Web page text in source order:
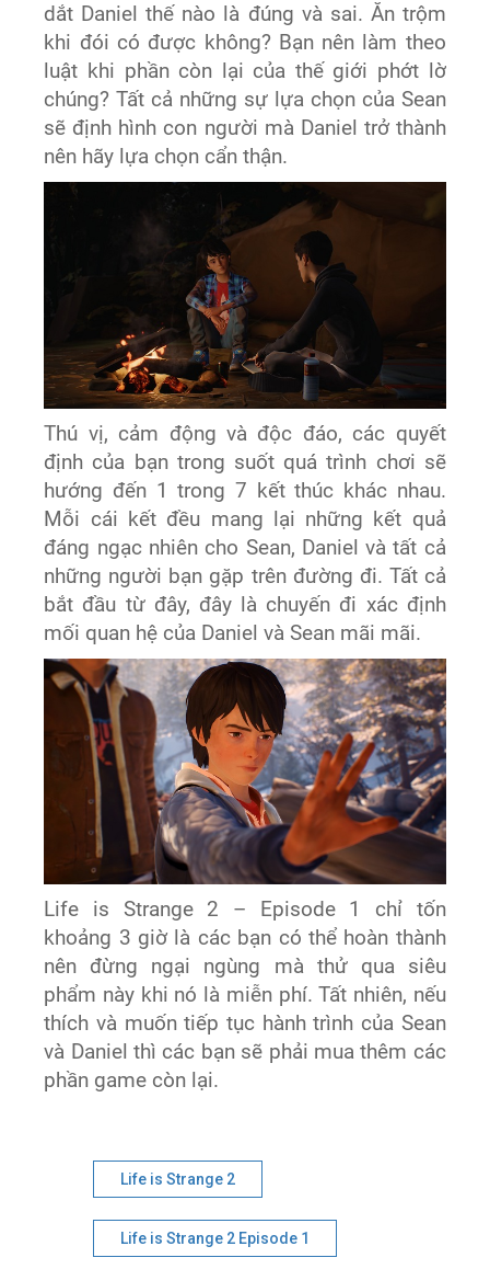
dắt Daniel thế nào là đúng và sai. Ăn trộm
khi đói có được không? Bạn nên làm theo
luật khi phần còn lại của thế giới phớt lờ
chúng? Tất cả những sự lựa chọn của Sean
sẽ định hình con người mà Daniel trở thành
nên hãy lựa chọn cẩn thận.
Thú vị, cảm động và độc đáo, các quyết
định của bạn trong suốt quá trình chơi sẽ
hướng đến 1 trong 7 kết thúc khác nhau.
Mỗi cái kết đều mang lại những kết quả
đáng ngạc nhiên cho Sean, Daniel và tất cả
những người bạn gặp trên đường đi. Tất cả
bắt đầu từ đây, đây là chuyến đi xác định
mối quan hệ của Daniel và Sean mãi mãi.
Life is Strange 2 – Episode 1 chỉ tốn
khoảng 3 giờ là các bạn có thể hoàn thành
nên đừng ngại ngùng mà thử qua siêu
phẩm này khi nó là miễn phí. Tất nhiên, nếu
thích và muốn tiếp tục hành trình của Sean
và Daniel thì các bạn sẽ phải mua thêm các
phần game còn lại.
Life is Strange 2
Life is Strange 2 Episode 1